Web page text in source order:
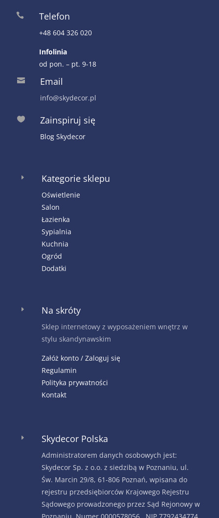
 Telefon
+48 604 326 020
Infolinia
od pon. – pt. 9-18
 Email
info@skydecor.pl
 Zainspiruj się
Blog Skydecor
E Kategorie sklepu
Oświetlenie
Salon
Łazienka
Sypialnia
Kuchnia
Ogród
Dodatki
E Na skróty
Sklep internetowy z wyposażeniem wnętrz w
stylu skandynawskim
Załóż konto / Zaloguj się
Regulamin
Polityka prywatności
Kontakt
E Skydecor Polska
Administratorem danych osobowych jest:
Skydecor Sp. z o.o. z siedzibą w Poznaniu, ul.
Św. Marcin 29/8, 61-806 Poznań, wpisana do
rejestru przedsiębiorców Krajowego Rejestru
Sądowego prowadzonego przez Sąd Rejonowy w